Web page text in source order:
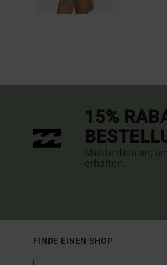
15%
Melde dich an,
erhalten.
FINDE EINEN SHOP